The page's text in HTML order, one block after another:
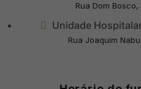
Rua Dom
Unidade
Rua Joaquim